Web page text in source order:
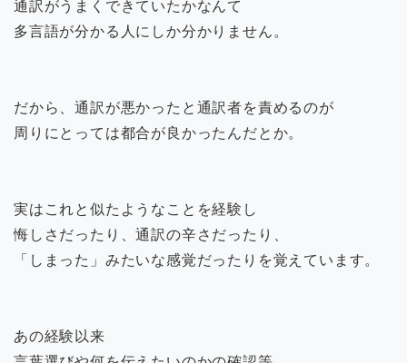
通訳がうまくできていたかなんて
多言語が分かる人にしか分かりません。
だから、通訳が悪かったと通訳者を責めるのが
周りにとっては都合が良かったんだとか。
実はこれと似たようなことを経験し
悔しさだったり、通訳の辛さだったり、
「しまった」みたいな感覚だったりを覚えています。
あの経験以来